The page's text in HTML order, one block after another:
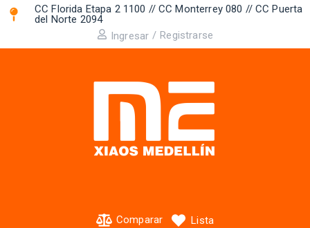
CC Florida Etapa 2 1100 // CC Monterrey 080 // CC Puerta
del Norte 2094 ​
Ingresar / Registrarse
Comparar
Lista